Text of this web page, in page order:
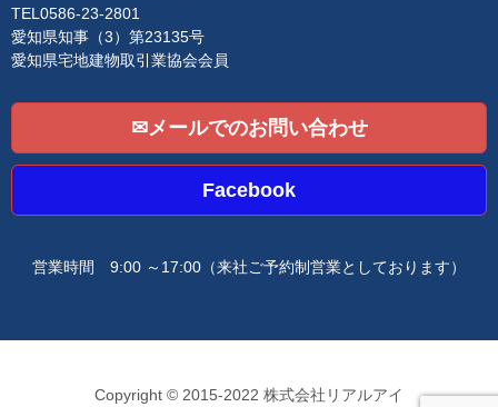
TEL0586-23-2801
愛知県知事（3）第23135号
愛知県宅地建物取引業協会会員
✉メールでのお問い合わせ
Facebook
営業時間 9:00 ～17:00 （来社ご予約制営業としております）
Copyright © 2015-2022 株式会社リアルアイ